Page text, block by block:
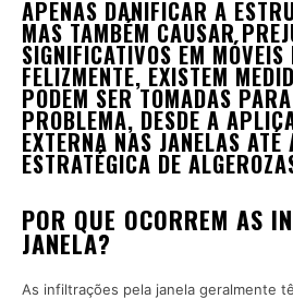
APENAS DANIFICAR A
MAS TAMBÉM CAUSAR
SIGNIFICATIVOS EM MÓVEIS
FELIZMENTE, EXISTEM
PODEM SER TOMADAS
PROBLEMA, DESDE A
EXTERNA NAS JANELAS
ESTRATÉGICA DE
POR QUE OCORREM AS
JANELA?
As infiltrações pela janela geralmente